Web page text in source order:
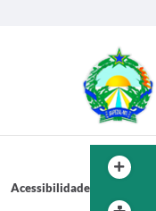
Acessibilidade